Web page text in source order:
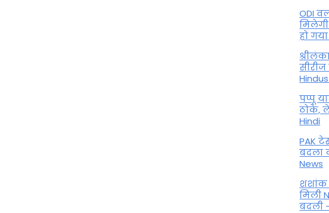
ODI
मिलेगी
हो
पप्पू
ठोके,
Hindi
PAK
बदला
News
शशांक
मिली
बदली